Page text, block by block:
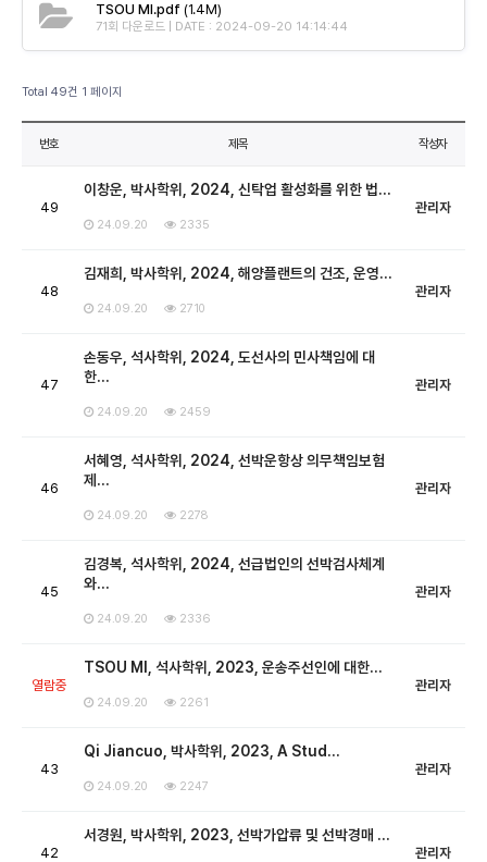
TSOU MI.pdf (1.4M)
71회 다운로드 | DATE : 2024-09-20 14:14:44
Total 49건 1 페이지
번호 제목 작성자
49
이창운, 박사학위, 2024, 신탁업 활성화를 위한 법…
24.09.20 2335
관리자
48
김재희, 박사학위, 2024, 해양플랜트의 건조, 운영…
24.09.20 2710
관리자
47
손동우, 석사학위, 2024, 도선사의 민사책임에 대
한…
24.09.20 2459
관리자
46
서혜영, 석사학위, 2024, 선박운항상 의무책임보험
제…
24.09.20 2278
관리자
45
김경복, 석사학위, 2024, 선급법인의 선박검사체계
와…
24.09.20 2336
관리자
열람중
TSOU MI, 석사학위, 2023, 운송주선인에 대한…
24.09.20 2261
관리자
43
Qi Jiancuo, 박사학위, 2023, A Stud…
24.09.20 2247
관리자
42
서경원, 박사학위, 2023, 선박가압류 및 선박경매 …
관리자